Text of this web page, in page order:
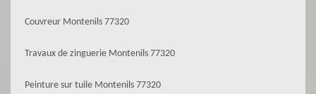
Couvreur Montenils 77320
Travaux de zinguerie Montenils 77320
Peinture sur tuile Montenils 77320